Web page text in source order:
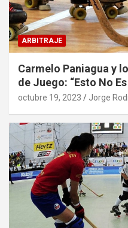
ARBITRAJE
Carmelo Paniagua y
de Juego: “Esto No
octubre 19, 2023 Jorge